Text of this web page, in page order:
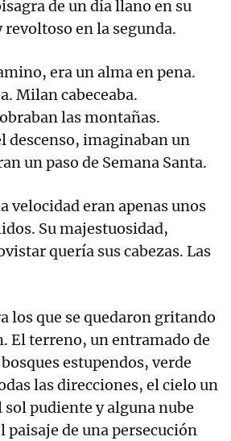
de un día llano en su
en la segunda.
era un alma en pena.
Milan cabeceaba.
las montañas.
descenso, imaginaban un
un paso de Semana Santa.
velocidad eran apenas unos
Su majestuosidad,
quería sus cabezas. Las
los que se quedaron gritando
El terreno, un entramado de
estupendos, verde
las direcciones, el cielo un
pudiente y alguna nube
paisaje de una persecución